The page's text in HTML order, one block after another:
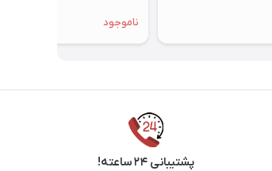
ناموجود
پشتیبانی ۲۴ ساعته!